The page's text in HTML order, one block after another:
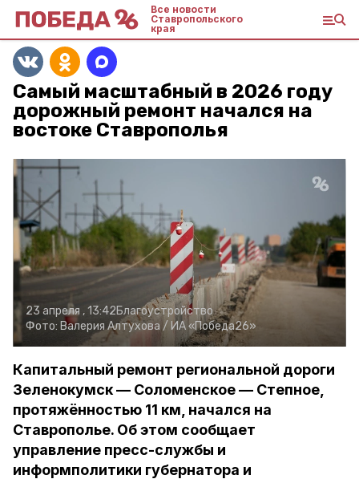
Все новости
Ставропольского
края
Самый масштабный в 2026 году
дорожный ремонт начался на
востоке Ставрополья
23 апреля , 13:42Благоустройство
Фото: Валерия Алтухова / ИА «Победа26»
Капитальный ремонт региональной дороги
Зеленокумск — Соломенское — Степное,
протяжённостью 11 км, начался на
Ставрополье. Об этом сообщает
управление пресс-службы и
информполитики губернатора и